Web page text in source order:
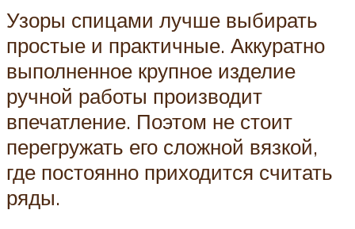
Узоры спицами лучше выбирать
простые и практичные. Аккуратно
выполненное крупное изделие
ручной работы производит
впечатление. Поэтом не стоит
перегружать его сложной вязкой,
где постоянно приходится считать
ряды.